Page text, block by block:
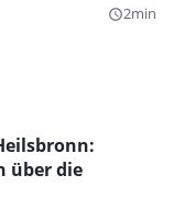
query_builder2min
über die